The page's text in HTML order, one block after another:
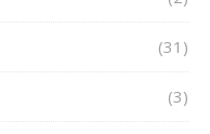
(31)
(3)